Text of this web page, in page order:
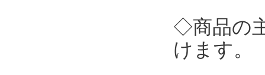
◇商品の
けます。